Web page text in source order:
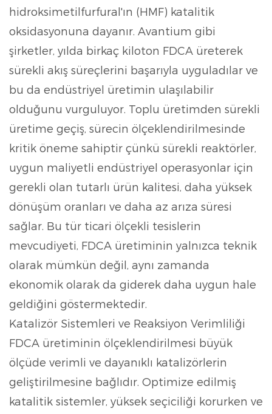
hidroksimetilfurfural'ın (HMF) katalitik
oksidasyonuna dayanır. Avantium gibi
şirketler, yılda birkaç kiloton FDCA üreterek
sürekli akış süreçlerini başarıyla uyguladılar ve
bu da endüstriyel üretimin ulaşılabilir
olduğunu vurguluyor. Toplu üretimden sürekli
üretime geçiş, sürecin ölçeklendirilmesinde
kritik öneme sahiptir çünkü sürekli reaktörler,
uygun maliyetli endüstriyel operasyonlar için
gerekli olan tutarlı ürün kalitesi, daha yüksek
dönüşüm oranları ve daha az arıza süresi
sağlar. Bu tür ticari ölçekli tesislerin
mevcudiyeti, FDCA üretiminin yalnızca teknik
olarak mümkün değil, aynı zamanda
ekonomik olarak da giderek daha uygun hale
geldiğini göstermektedir.
Katalizör Sistemleri ve Reaksiyon Verimliliği
FDCA üretiminin ölçeklendirilmesi büyük
ölçüde verimli ve dayanıklı katalizörlerin
geliştirilmesine bağlıdır. Optimize edilmiş
katalitik sistemler, yüksek seçiciliği korurken ve